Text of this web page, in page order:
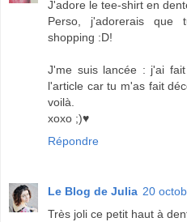
J'adore le tee-shirt en
Perso, j'adorerais que
shopping :D!
J'me suis lancée : j'ai
l'article car tu m'as fait
voilà.
xoxo ;)♥
Répondre
Le Blog de Julia 20
Très joli ce petit haut à